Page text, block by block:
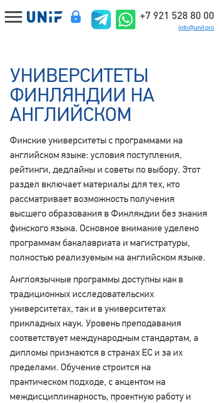
+7 921 528 80 00
info@unif.pro
УНИВЕРСИТЕТЫ
ФИНЛЯНДИИ НА
АНГЛИЙСКОМ
Финские университеты с программами на
английском языке: условия поступления,
рейтинги, дедлайны и советы по выбору. Этот
раздел включает материалы для тех, кто
рассматривает возможность получения
высшего образования в Финляндии без знания
финского языка. Основное внимание уделено
программам бакалавриата и магистратуры,
полностью реализуемым на английском языке.
Англоязычные программы доступны как в
традиционных исследовательских
университетах, так и в университетах
прикладных наук. Уровень преподавания
соответствует международным стандартам, а
дипломы признаются в странах ЕС и за их
пределами. Обучение строится на
практическом подходе, с акцентом на
междисциплинарность, проектную работу и